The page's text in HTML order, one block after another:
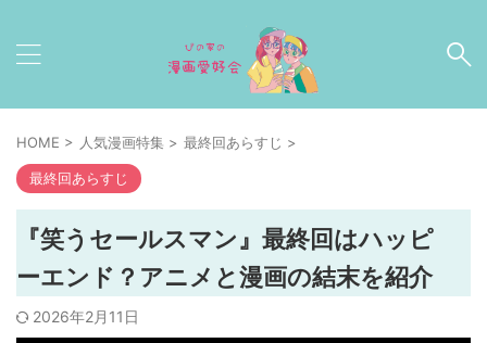
HOME > 人気漫画特集 > 最終回あらすじ >
最終回あらすじ
『笑うセールスマン』最終回はハッピ
ーエンド？アニメと漫画の結末を紹介
2026年2月11日